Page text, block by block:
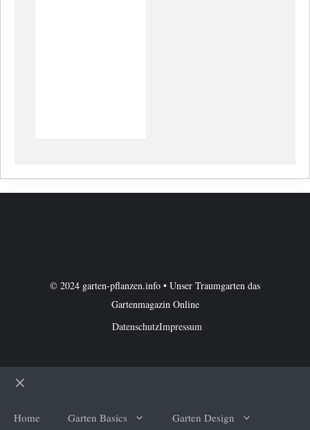
© 2024 garten-pflanzen.info • Unser Traumgarten das
Gartenmagazin Online
DatenschutzImpressum
Home Garten Basics Garten Design